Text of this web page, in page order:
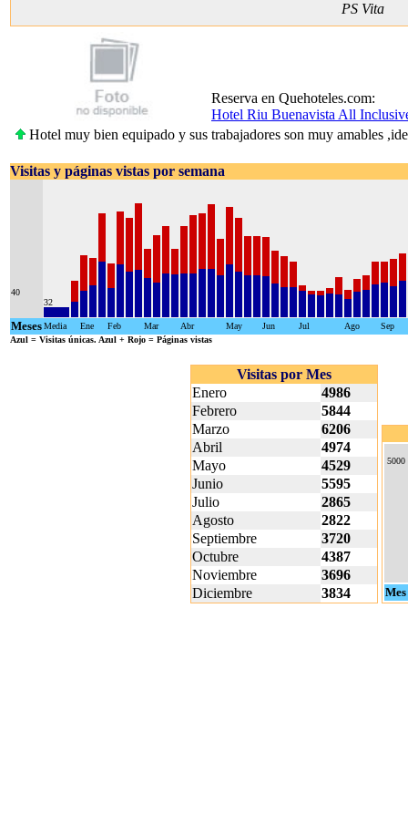
PS Vita
Reserva en Quehoteles.com:
Hotel Riu Buenavista All
Hotel muy bien equipado y sus trabajadores son muy amables
Visitas y páginas vistas por semana
40
32
MesesMedia Ene Feb Mar Abr May Jun Jul Ago
Sep
Azul = Visitas únicas. Azul + Rojo = Páginas vistas
Visitas por Mes
Enero
4986
Febrero
5844
Marzo
6206
Abril
4974
Mayo
4529
Junio
5595
Julio
2865
Agosto
2822
Septiembre
3720
Octubre
4387
Noviembre
3696
Diciembre
3834
5000
Mes